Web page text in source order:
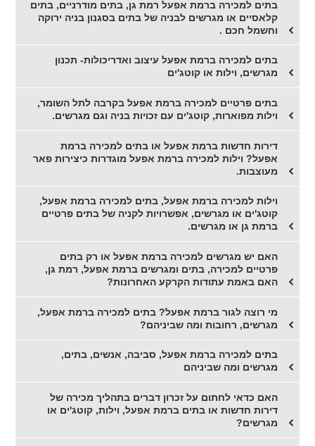
בתים למכירה ברמת אפעל רמת גן, בתים מודרניים, בתים
קלאסיים או מגרשים לבניה של בתים בסגנון בניה ירוקה
וחשמל חכם .
בתים למכירה ברמת אפעל עיצוב ואדריכולות- תכנון
מגרשים, וילות או קוטג'ים
בתים פרטיים למכירה ברמת אפעל בקרבה לתל השומר,
וילות מפוארות, קוטג'ים עם זכויות בניה וגם מגרשים.
דירות חדשות ברמת אפעל או בתים למכירה ברמת
אפעל? וילות למכירה ברמת אפעל מוגדרות כיצירות פאר
מעוצבות.
וילות למכירה ברמת אפעל, בתים למכירה ברמת אפעל,
קוטג'ים או מגרשים, אפשרויות לקניה של בתים פרטיים
ברמת גן או מגרשים.
האם יש מגרשים למכירה ברמת אפעל או רק בתים
פרטיים למכירה, בתים ומגרשים ברמת אפעל, רמת גן,
האם באמת עתודות הקרקע האחרונות?
מי רוצה לגור ברמת אפעל? בתים למכירה ברמת אפעל,
מגרשים, רחובות ומה שביניהם?
בתים למכירה ברמת אפעל, סביבה, אנשים, בתים,
מגרשים ומה שביניהם
האם כדאי לחתום על זכרון דברים בתהליך מכירה של
דירות חדשות או בתים ברמת אפעל, וילות, קוטג'ים או
מגרשים?